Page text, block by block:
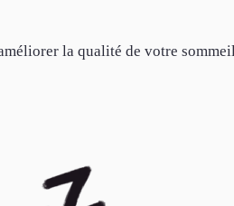
la qualité de votre